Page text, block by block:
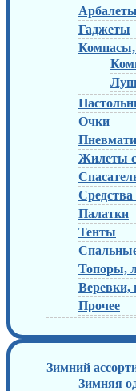
Гаджеты
Очки
Жилеты
Палатки
Тенты
Топоры,
Прочее
Зимний
Зимняя